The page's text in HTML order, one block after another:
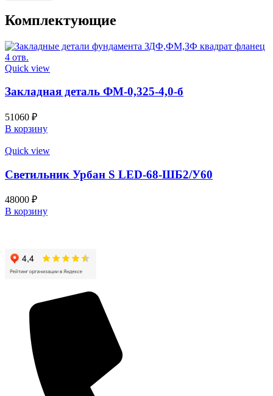
Комплектующие
Quick view
Закладная деталь ФМ-0,325-4,0-б
51060 ₽
В корзину
Quick view
Светильник Урбан S LED-68-ШБ2/У60
48000 ₽
В корзину